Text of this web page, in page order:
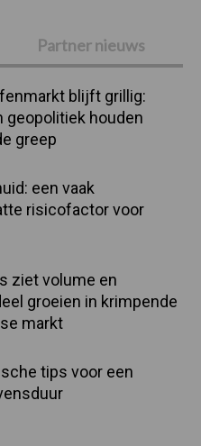
Partner nieuws
blijft grillig:
geopolitiek houden
greep
een vaak
risicofactor voor
ziet volume en
groeien in krimpende
markt
tips voor een